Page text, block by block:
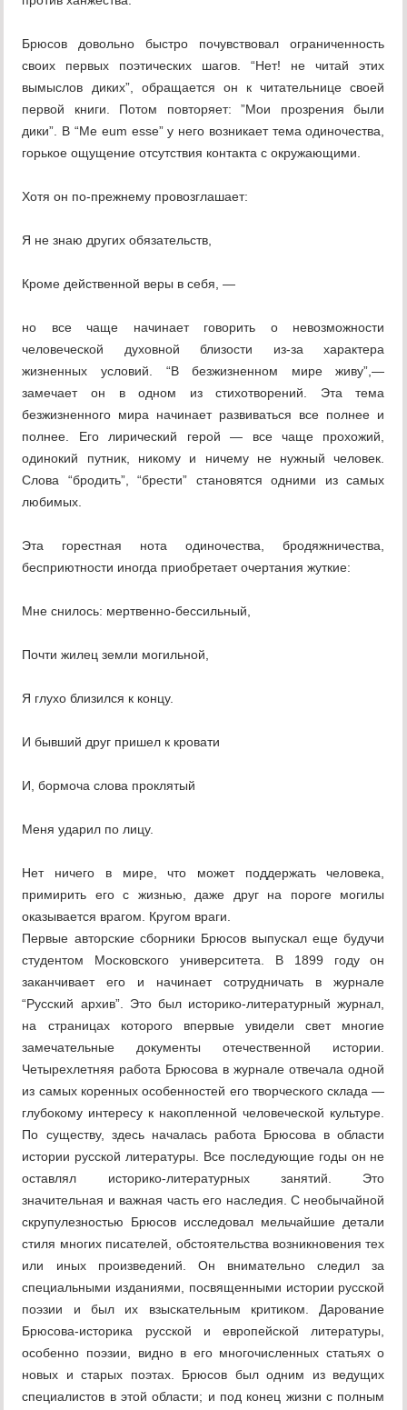
Брюсов довольно быстро почувствовал ограниченность
своих первых поэтических шагов. “Нет! не читай этих
вымыслов диких”, обращается он к читательнице своей
первой книги. Потом повторяет: ”Мои прозрения были
дики”. В “Me eum esse” у него возникает тема одиночества,
горькое ощущение отсутствия контакта с окружающими.
Хотя он по-прежнему провозглашает:
Я не знаю других обязательств,
Кроме действенной веры в себя, —
но все чаще начинает говорить о невозможности
человеческой духовной близости из-за характера
жизненных условий. “В безжизненном мире живу”,—
замечает он в одном из стихотворений. Эта тема
безжизненного мира начинает развиваться все полнее и
полнее. Его лирический герой — все чаще прохожий,
одинокий путник, никому и ничему не нужный человек.
Слова “бродить”, “брести” становятся одними из самых
любимых.
Эта горестная нота одиночества, бродяжничества,
бесприютности иногда приобретает очертания жуткие:
Мне снилось: мертвенно-бессильный,
Почти жилец земли могильной,
Я глухо близился к концу.
И бывший друг пришел к кровати
И, бормоча слова проклятый
Меня ударил по лицу.
Нет ничего в мире, что может поддержать человека,
примирить его с жизнью, даже друг на пороге могилы
оказывается врагом. Кругом враги.
Первые авторские сборники Брюсов выпускал еще будучи
студентом Московского университета. В 1899 году он
заканчивает его и начинает сотрудничать в журнале
“Русский архив”. Это был историко-литературный журнал,
на страницах которого впервые увидели свет многие
замечательные документы отечественной истории.
Четырехлетняя работа Брюсова в журнале отвечала одной
из самых коренных особенностей его творческого склада —
глубокому интересу к накопленной человеческой культуре.
По существу, здесь началась работа Брюсова в области
истории русской литературы. Все последующие годы он не
оставлял историко-литературных занятий. Это
значительная и важная часть его наследия. С необычайной
скрупулезностью Брюсов исследовал мельчайшие детали
стиля многих писателей, обстоятельства возникновения тех
или иных произведений. Он внимательно следил за
специальными изданиями, посвященными истории русской
поэзии и был их взыскательным критиком. Дарование
Брюсова-историка русской и европейской литературы,
особенно поэзии, видно в его многочисленных статьях о
новых и старых поэтах. Брюсов был одним из ведущих
специалистов в этой области; и под конец жизни с полным